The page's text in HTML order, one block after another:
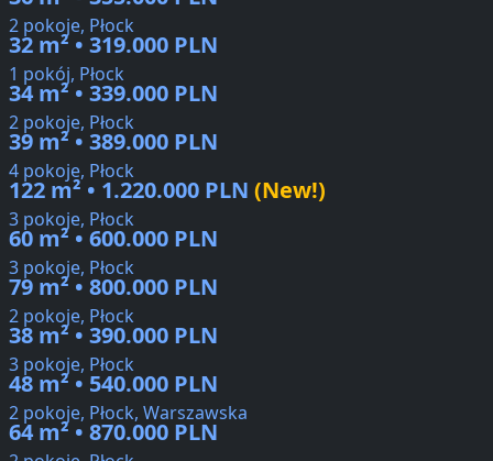
2 pokoje, Płock
32 m² • 319.000 PLN
1 pokój, Płock
34 m² • 339.000 PLN
2 pokoje, Płock
39 m² • 389.000 PLN
4 pokoje, Płock
122 m² • 1.220.000 PLN (New!)
3 pokoje, Płock
60 m² • 600.000 PLN
3 pokoje, Płock
79 m² • 800.000 PLN
2 pokoje, Płock
38 m² • 390.000 PLN
3 pokoje, Płock
48 m² • 540.000 PLN
2 pokoje, Płock, Warszawska
64 m² • 870.000 PLN